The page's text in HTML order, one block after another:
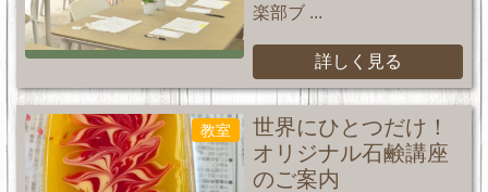
楽部ブ ...
詳しく見る
教室
世界にひとつだけ！
オリジナル石鹸講座
のご案内